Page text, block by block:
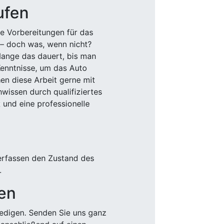
Vorbereitungen für das
doch was, wenn nicht?
das dauert, bis man
um das Auto
diese Arbeit gerne mit
durch qualifiziertes
eine professionelle
den Zustand des
Senden Sie uns ganz